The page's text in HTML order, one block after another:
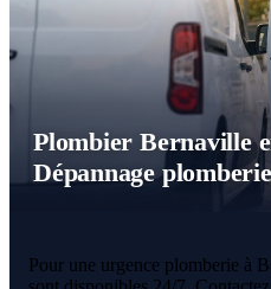
Plombier Bernaville
Dépannage
Pour une urgence plomberie à